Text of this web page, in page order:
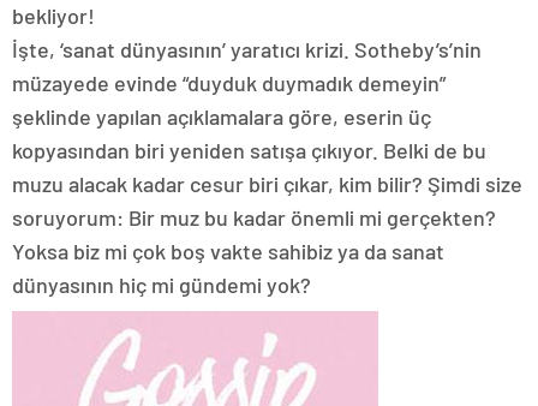
bekliyor!
İşte, ‘sanat dünyasının’ yaratıcı krizi. Sotheby’s’nin
müzayede evinde “duyduk duymadık demeyin”
şeklinde yapılan açıklamalara göre, eserin üç
kopyasından biri yeniden satışa çıkıyor. Belki de bu
muzu alacak kadar cesur biri çıkar, kim bilir? Şimdi size
soruyorum: Bir muz bu kadar önemli mi gerçekten?
Yoksa biz mi çok boş vakte sahibiz ya da sanat
dünyasının hiç mi gündemi yok?